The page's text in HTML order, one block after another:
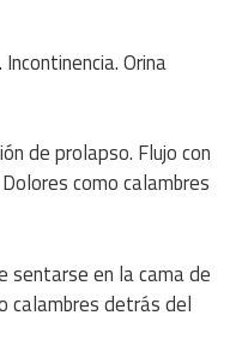
Orina
de prolapso. Flujo con
como calambres
sentarse en la cama de
calambres detrás del